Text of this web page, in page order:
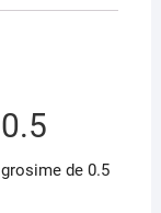
de 0.5